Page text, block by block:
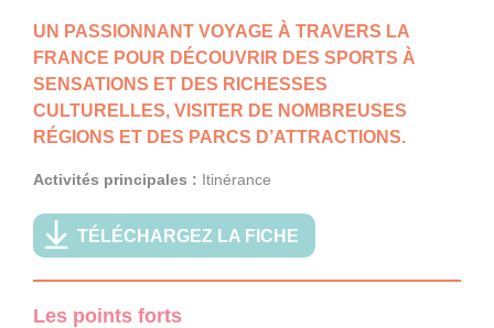
UN PASSIONNANT VOYAGE À TRAVERS LA
FRANCE POUR DÉCOUVRIR DES SPORTS À
SENSATIONS ET DES RICHESSES
CULTURELLES, VISITER DE NOMBREUSES
RÉGIONS ET DES PARCS D’ATTRACTIONS.
Activités principales : Itinérance
TÉLÉCHARGEZ LA FICHE
Les points forts